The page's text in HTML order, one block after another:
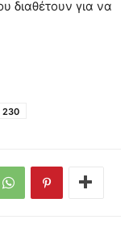
διαθέτουν για να
230